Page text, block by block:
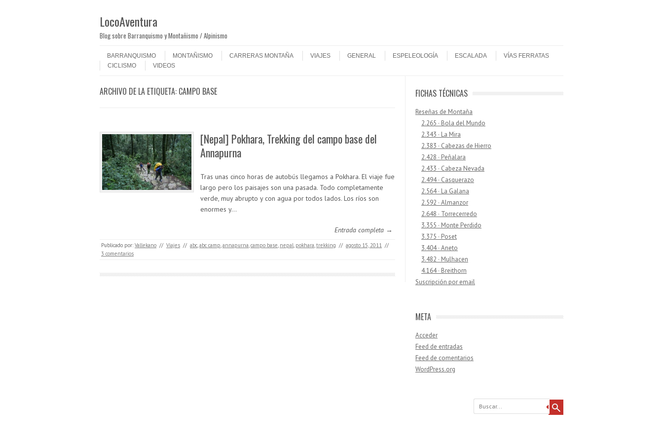
LocoAventura
Blog sobre Barranquismo y Montañismo / Alpinismo
Menú
BARRANQUISMO
MONTAÑISMO CARRERAS MONTAÑA VIAJES GENERAL ESPELEOLOGÍA ESCALADA
VÍAS FERRATAS
CICLISMO
VIDEOS
ARCHIVO DE LA ETIQUETA: CAMPO BASE
[Nepal] Pokhara, Trekking del campo base del
Annapurna
Tras unas cinco horas de autobús llegamos a Pokhara. El viaje fue
largo pero los paisajes son una pasada. Todo completamente
verde, muy abrupto y con agua por todos lados. Los ríos son
enormes y…
Entrada completa →
Publicado por: Vallekano // Viajes // abc,abc camp,annapurna,campo base, nepal, pokhara,trekking // agosto 15, 2011 //
3 comentarios
FICHAS TÉCNICAS
Reseñas de Montaña
2.265 · Bola del Mundo
2.343 · La Mira
2.383 · Cabezas de Hierro
2.428 · Peñalara
2.433 · Cabeza Nevada
2.494 · Casquerazo
2.564 · La Galana
2.592 · Almanzor
2.648 · Torrecerredo
3.355 · Monte Perdido
3.375 · Poset
3.404 · Aneto
3.482 · Mulhacen
4.164 · Breithorn
Suscripción por email
META
Acceder
Feed de entradas
Feed de comentarios
WordPress.org